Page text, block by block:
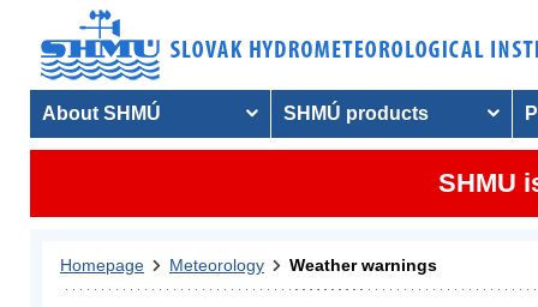
About SHMÚ SHMÚ products
SHMU
Homepage Meteorology Weather warnings